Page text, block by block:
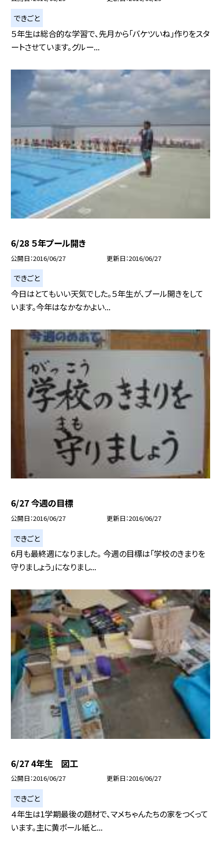
できごと
５年生は総合的な学習で、先月から「バケツいね」作りをスタ
ートさせています。グルー...
6/28 ５年プール開き
公開日 2016/06/27 更新日 2016/06/27
できごと
今日はとてもいい天気でした。５年生が、プール開きをして
います。今年はなかなかよい...
6/27 今週の目標
公開日 2016/06/27 更新日 2016/06/27
できごと
6月も最終週になりました。 今週の目標は「学校のきまりを
守りましょう」になりまし...
6/27 4年生 図工
公開日 2016/06/27 更新日 2016/06/27
できごと
４年生は1学期最後の題材で、マメちゃんたちの家をつくって
います。主に黄ボール紙と...